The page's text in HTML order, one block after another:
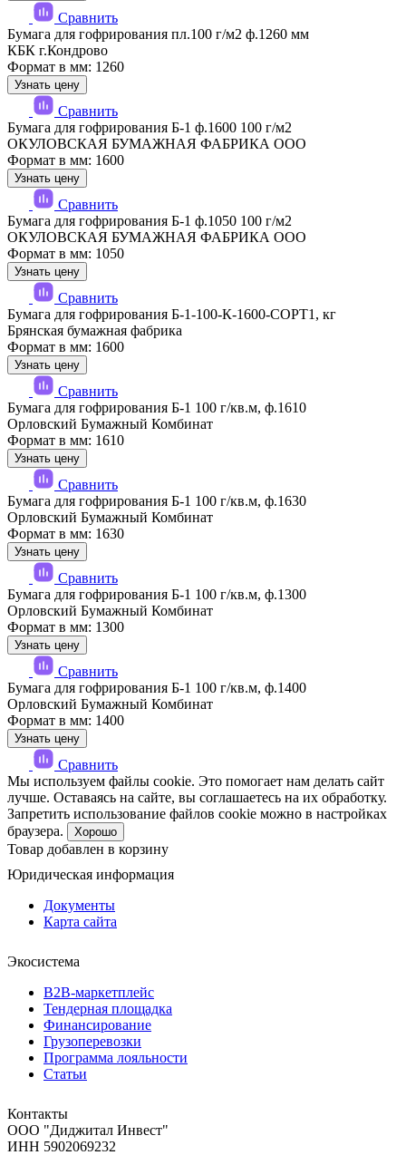
Сравнить
Бумага для гофрирования пл.100 г/м2 ф.1260 мм
КБК г.Кондрово
Формат в мм: 1260
Узнать цену
Сравнить
Бумага для гофрирования Б-1 ф.1600 100 г/м2
ОКУЛОВСКАЯ БУМАЖНАЯ ФАБРИКА ООО
Формат в мм: 1600
Узнать цену
Сравнить
Бумага для гофрирования Б-1 ф.1050 100 г/м2
ОКУЛОВСКАЯ БУМАЖНАЯ ФАБРИКА ООО
Формат в мм: 1050
Узнать цену
Сравнить
Бумага для гофрирования Б-1-100-К-1600-СОРТ1, кг
Брянская бумажная фабрика
Формат в мм: 1600
Узнать цену
Сравнить
Бумага для гофрирования Б-1 100 г/кв.м, ф.1610
Орловский Бумажный Комбинат
Формат в мм: 1610
Узнать цену
Сравнить
Бумага для гофрирования Б-1 100 г/кв.м, ф.1630
Орловский Бумажный Комбинат
Формат в мм: 1630
Узнать цену
Сравнить
Бумага для гофрирования Б-1 100 г/кв.м, ф.1300
Орловский Бумажный Комбинат
Формат в мм: 1300
Узнать цену
Сравнить
Бумага для гофрирования Б-1 100 г/кв.м, ф.1400
Орловский Бумажный Комбинат
Формат в мм: 1400
Узнать цену
Сравнить
Мы используем файлы cookie. Это помогает нам делать сайт
лучше. Оставаясь на сайте, вы соглашаетесь на их обработку.
Запретить использование файлов cookie можно в настройках
браузера.
Хорошо
Товар добавлен в корзину
Юридическая информация
Документы
Карта сайта
Экосистема
B2B‑маркетплейс
Тендерная площадка
Финансирование
Грузоперевозки
Программа лояльности
Статьи
Контакты
ООО "Диджитал Инвест"
ИНН 5902069232